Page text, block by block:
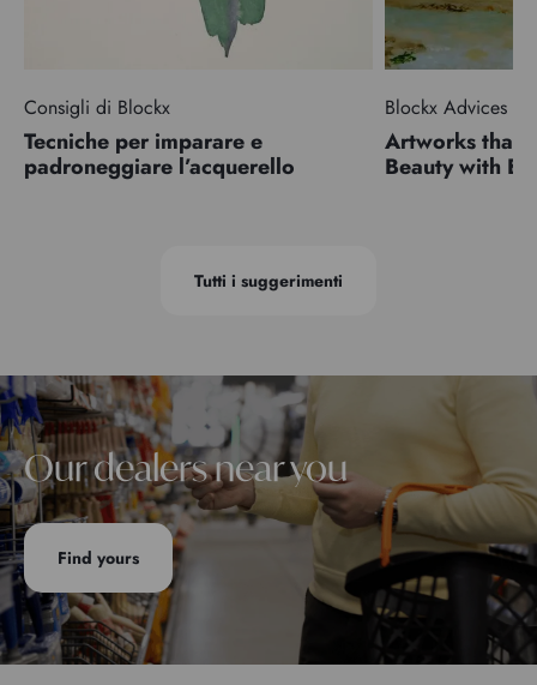
Consigli di Blockx
Tecniche per imparare e
padroneggiare l’acquerello
Blockx Advices
Artworks that
Beauty with
Tutti i suggerimenti
Our dealers near you
Find yours